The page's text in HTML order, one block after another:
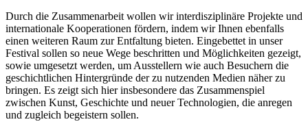
Durch die Zusammenarbeit wollen wir interdisziplinäre Projekte und
internationale Kooperationen fördern, indem wir Ihnen ebenfalls
einen weiteren Raum zur Entfaltung bieten. Eingebettet in unser
Festival sollen so neue Wege beschritten und Möglichkeiten gezeigt,
sowie umgesetzt werden, um Ausstellern wie auch Besuchern die
geschichtlichen Hintergründe der zu nutzenden Medien näher zu
bringen. Es zeigt sich hier insbesondere das Zusammenspiel
zwischen Kunst, Geschichte und neuer Technologien, die anregen
und zugleich begeistern sollen.